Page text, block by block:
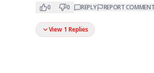
0 0 REPLY REPORT COMMENT
View 1 Replies